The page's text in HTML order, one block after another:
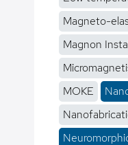
Magneto-
Magnon
MOKE